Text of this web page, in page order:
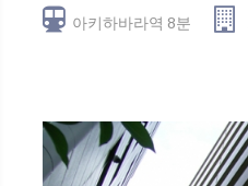
아키하바라역 8분